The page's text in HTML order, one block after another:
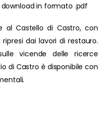
in formato .pdf
al Castello di Castro, con
dai lavori di restauro.
vicende delle ricerce
di Castro è disponibile con